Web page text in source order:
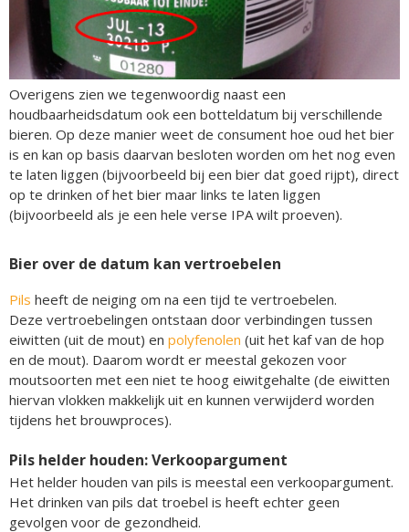
Overigens zien we tegenwoordig naast een
houdbaarheidsdatum ook een botteldatum bij verschillende
bieren. Op deze manier weet de consument hoe oud het bier
is en kan op basis daarvan besloten worden om het nog even
te laten liggen (bijvoorbeeld bij een bier dat goed rijpt), direct
op te drinken of het bier maar links te laten liggen
(bijvoorbeeld als je een hele verse IPA wilt proeven).
Bier over de datum kan vertroebelen
Pils heeft de neiging om na een tijd te vertroebelen.
Deze vertroebelingen ontstaan door verbindingen tussen
eiwitten (uit de mout) en polyfenolen (uit het kaf van de hop
en de mout). Daarom wordt er meestal gekozen voor
moutsoorten met een niet te hoog eiwitgehalte (de eiwitten
hiervan vlokken makkelijk uit en kunnen verwijderd worden
tijdens het brouwproces).
Pils helder houden: Verkoopargument
Het helder houden van pils is meestal een verkoopargument.
Het drinken van pils dat troebel is heeft echter geen
gevolgen voor de gezondheid.